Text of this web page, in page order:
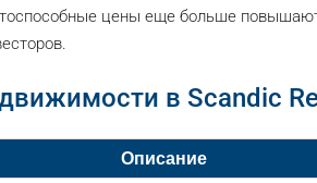
цены еще больше
в Scandic
Описание